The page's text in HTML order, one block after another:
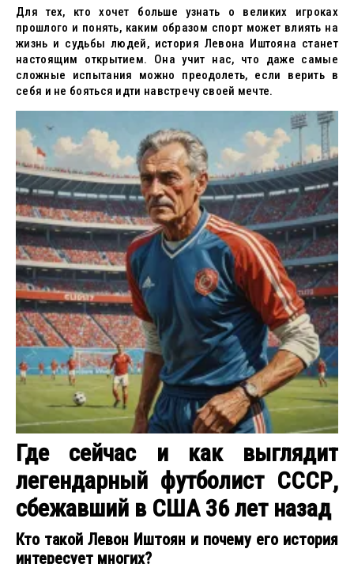
Для тех, кто хочет больше узнать о великих игроках
прошлого и понять, каким образом спорт может влиять на
жизнь и судьбы людей, история Левона Иштояна станет
настоящим открытием. Она учит нас, что даже самые
сложные испытания можно преодолеть, если верить в
себя и не бояться идти навстречу своей мечте.
Где сейчас и как выглядит
легендарный футболист СССР,
сбежавший в США 36 лет назад
Кто такой Левон Иштоян и почему его история
интересует многих?